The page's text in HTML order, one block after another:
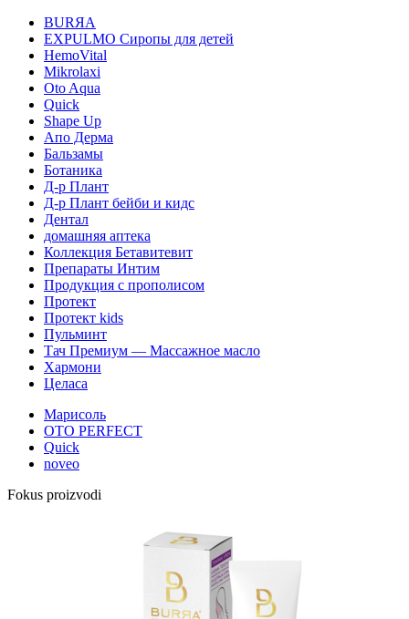
BURЯA
EXPULMO Сиропы для детей
HemoVital
Mikrolaxi
Oto Aqua
Quick
Shape Up
Апо Дерма
Бальзамы
Ботаника
Д-р Плант
Д-р Плант бейби и кидс
Дентал
домашняя аптека
Коллекция Бетавитевит
Препараты Интим
Продукция с прополисом
Протект
Протект kids
Пульминт
Тач Премиум — Массажное масло
Хармони
Целаса
Марисоль
OTO PERFECT
Quick
noveo
Fokus proizvodi